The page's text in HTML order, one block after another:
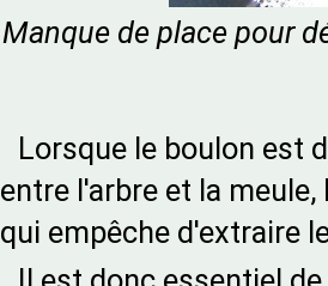
Manque de place pour
Lorsque le boulon est
entre l'arbre et la
qui empêche d'extraire